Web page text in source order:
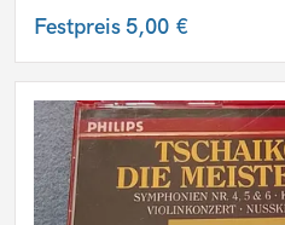
Festpreis5,00 €